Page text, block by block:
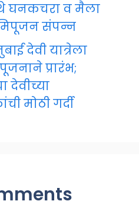
घनकचरा व मैला
संपन्न
देवी यात्रेला
प्रारंभ;
देवीच्या
मोठी गर्दी